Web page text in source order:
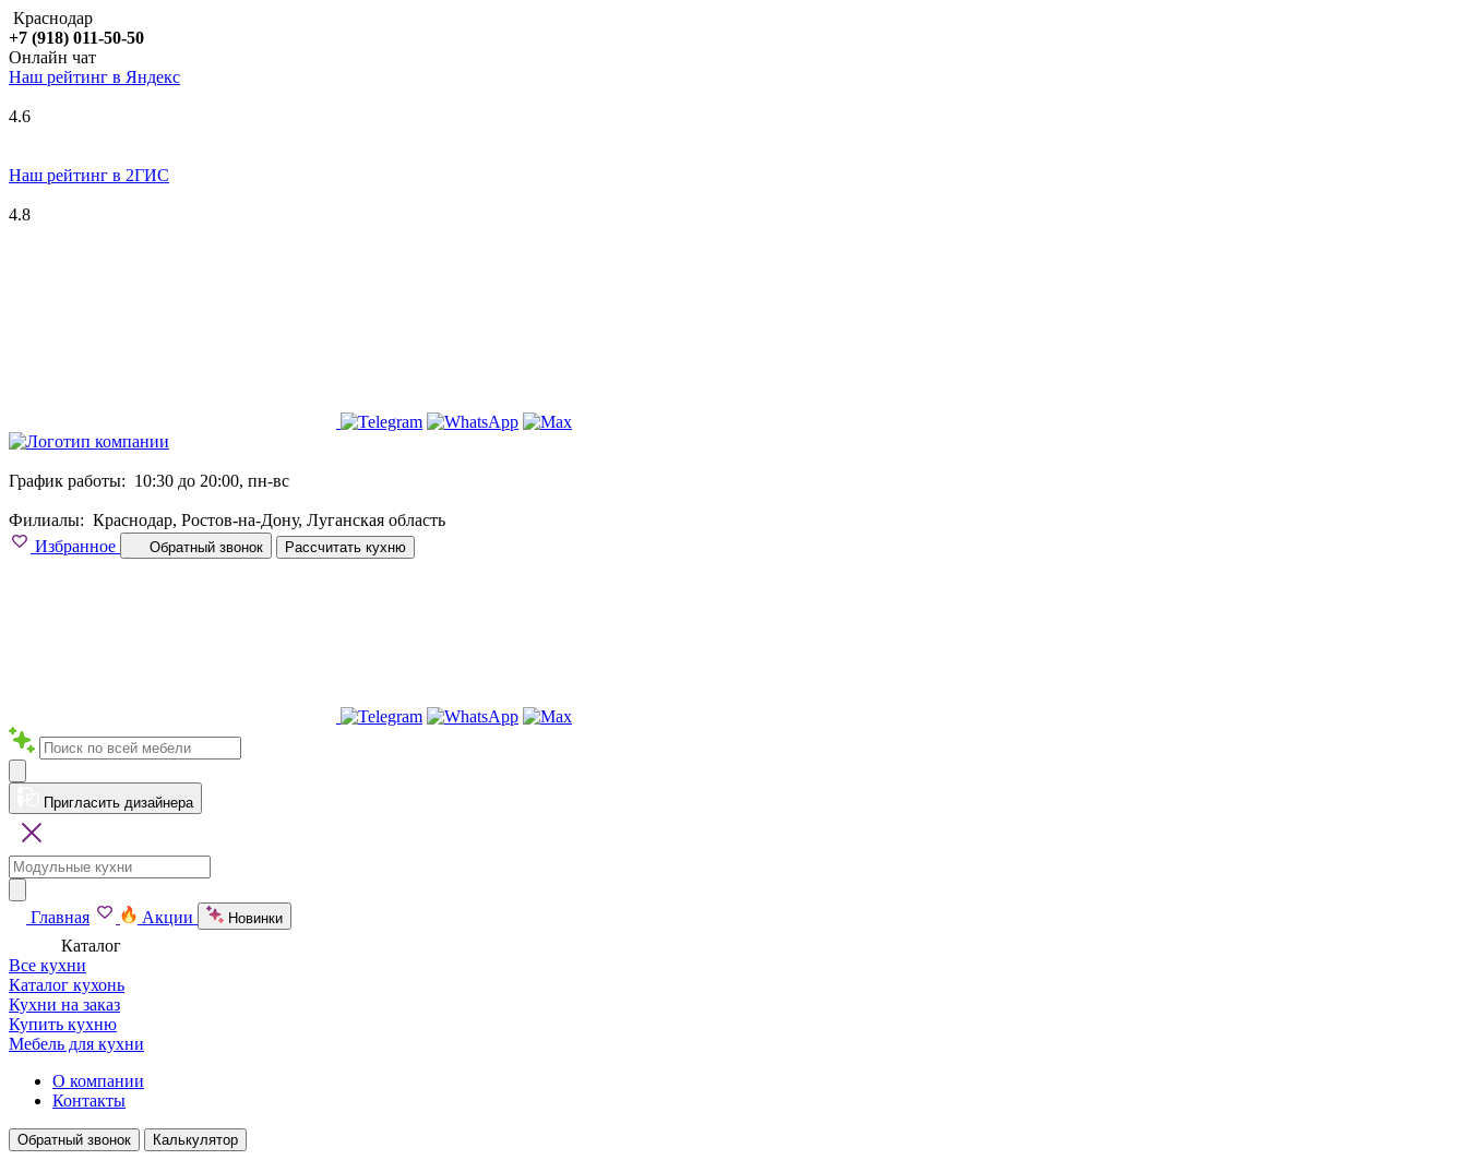
Краснодар
+7 (918) 011-50-50
Онлайн чат
Наш рейтинг в Яндекс
4.6
Наш рейтинг в 2ГИС
4.8
График работы: 10:30 до 20:00, пн-вс
Филиалы: Краснодар, Ростов-на-Дону, Луганская область
Избранное
Обратный звонок Рассчитать кухню
Пригласить дизайнера
Главная Акции Новинки
Каталог
Все кухни
Каталог кухонь
Кухни на заказ
Купить кухню
Мебель для кухни
О компании
Контакты
Обратный звонок Калькулятор